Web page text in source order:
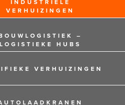
INDUSTRIËLE
VERHUIZINGEN
–
LOGISTIEKE HUBS
VERHUIZINGEN